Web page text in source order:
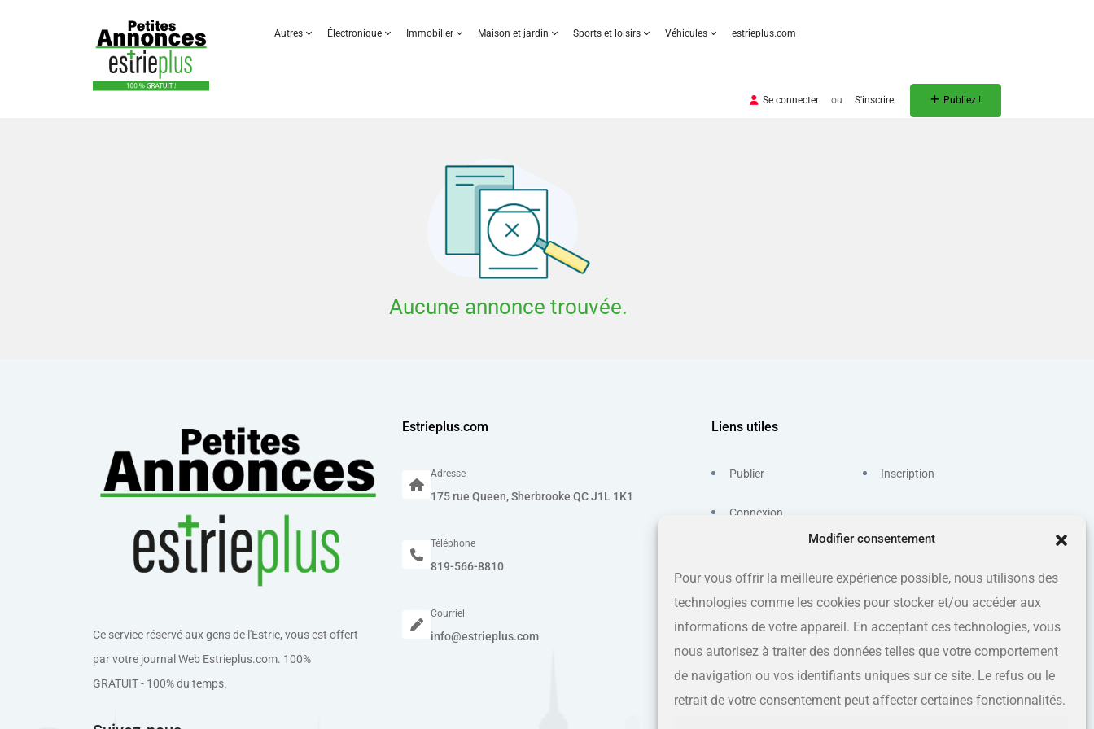
Modifier consentement
Pour vous offrir la meilleure expérience possible, nous utilisons des
technologies comme les cookies pour stocker et/ou accéder aux
informations de votre appareil. En acceptant ces technologies, vous
nous autorisez à traiter des données telles que votre comportement
de navigation ou vos identifiants uniques sur ce site. Le refus ou le
retrait de votre consentement peut affecter certaines fonctionnalités.
Autres Électronique Immobilier Maison et jardin Sports et loisirs Véhicules estrieplus.com
Se connecter ou S'inscrire Publiez !
Aucune annonce trouvée.
Ce service réservé aux gens de l'Estrie, vous est offert
par votre journal Web Estrieplus.com. 100%
GRATUIT - 100% du temps.
Estrieplus.com
Adresse
175 rue Queen, Sherbrooke QC J1L 1K1
Téléphone
819-566-8810
Courriel
info@estrieplus.com
Liens utiles
Publier
Connexion
Inscription